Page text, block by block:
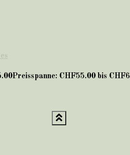
Preisspanne: CHF55.00 bis